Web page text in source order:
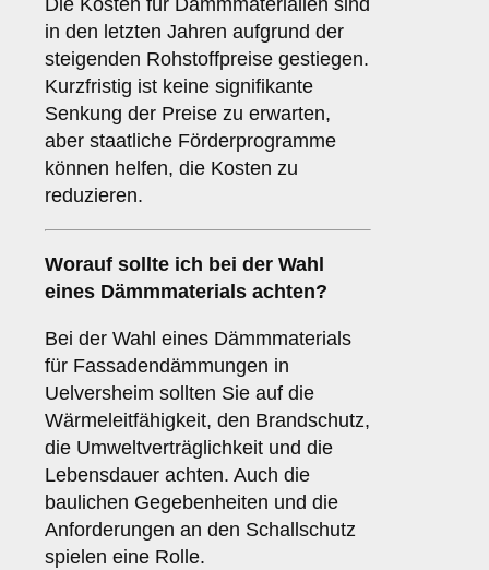
Die Kosten für Dämmmaterialien sind
in den letzten Jahren aufgrund der
steigenden Rohstoffpreise gestiegen.
Kurzfristig ist keine signifikante
Senkung der Preise zu erwarten,
aber staatliche Förderprogramme
können helfen, die Kosten zu
reduzieren.
Worauf sollte ich bei der Wahl
eines Dämmmaterials achten?
Bei der Wahl eines Dämmmaterials
für Fassadendämmungen in
Uelversheim sollten Sie auf die
Wärmeleitfähigkeit, den Brandschutz,
die Umweltverträglichkeit und die
Lebensdauer achten. Auch die
baulichen Gegebenheiten und die
Anforderungen an den Schallschutz
spielen eine Rolle.